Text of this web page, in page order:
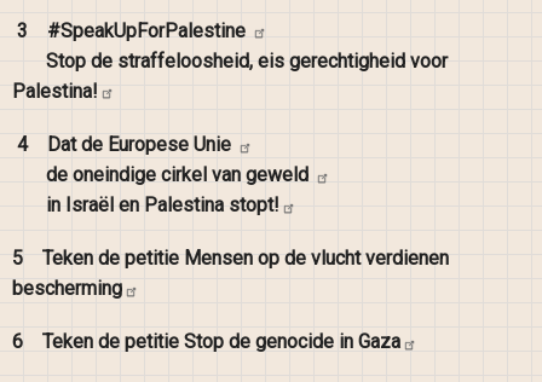
3
#SpeakUpForPalestine
Stop de straffeloosheid, eis gerechtigheid voor
Palestina!
4 Dat de Europese Unie
de oneindige cirkel van geweld
in Israël en Palestina stopt!
5 Teken de petitie Mensen op de vlucht verdienen
bescherming
6 Teken de petitie Stop de genocide in Gaza